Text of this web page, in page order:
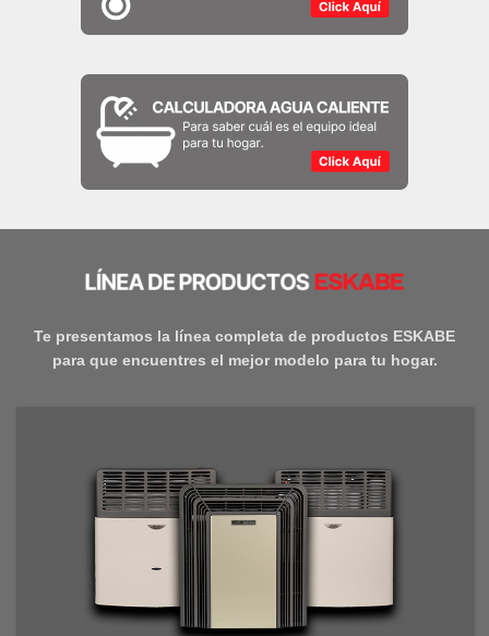
Te presentamos la línea completa de productos ESKABE
para que encuentres el mejor modelo para tu hogar.